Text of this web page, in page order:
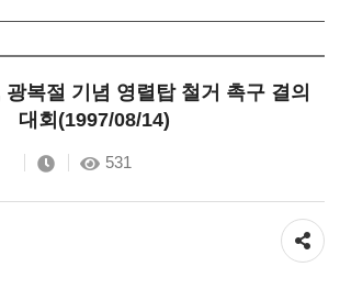
복절 기념 영렬탑 철거 촉구 결의
대회(1997/08/14)
531
공유하기